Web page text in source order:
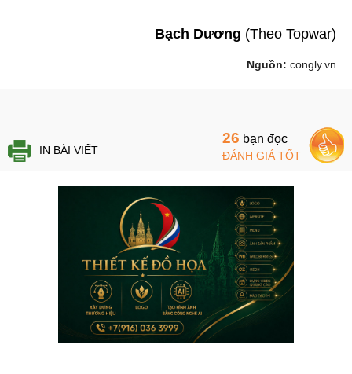
Bạch Dương (Theo Topwar)
Nguồn: congly.vn
IN BÀI VIẾT
26 bạn đọc
ĐÁNH GIÁ TỐT